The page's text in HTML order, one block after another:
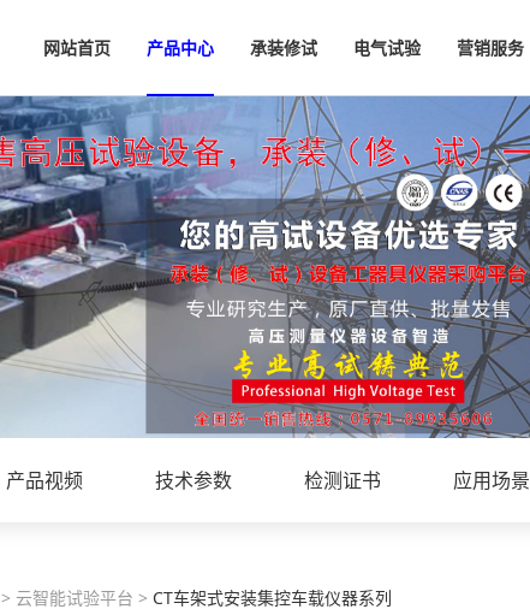
网站首页 产品中心 承装修试 电气试验 营销服务
产品视频 技术参数 检测证书 应用场景
> 云智能试验平台 > CT车架式安装集控车载仪器系列